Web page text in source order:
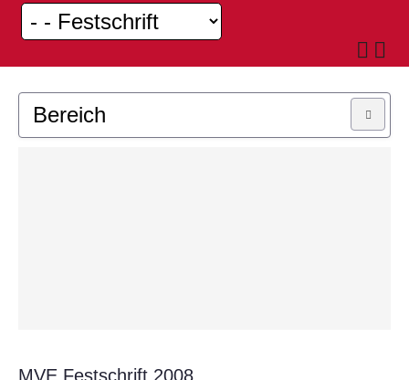
Bereich
MVE Festschrift 2008